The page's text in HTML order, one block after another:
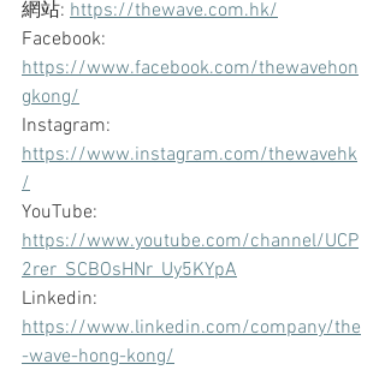
網站: https://thewave.com.hk/
Facebook:
https://www.facebook.com/thewavehon
gkong/
Instagram:
https://www.instagram.com/thewavehk
/
YouTube:
https://www.youtube.com/channel/UCP
2rer_SCBOsHNr_Uy5KYpA
Linkedin:
https://www.linkedin.com/company/the
-wave-hong-kong/